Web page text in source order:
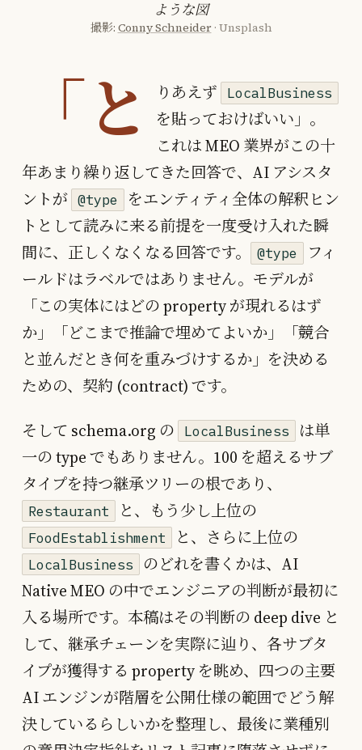
ような図
撮影: Conny Schneider · Unsplash
「と りあえず LocalBusiness
を貼っておけばいい」。
これは MEO 業界がこの十
年あまり繰り返してきた回答で、AI アシスタ
ントが @type
をエンティティ全体の解釈ヒン
トとして読みに来る前提を一度受け入れた瞬
間に、正しくなくなる回答です。
@type
フィ
ールドはラベルではありません。モデルが
「この実体にはどの property が現れるはず
か」「どこまで推論で埋めてよいか」「競合
と並んだとき何を重みづけするか」を決める
ための、契約 (contract) です。
そして schema.org の LocalBusiness
は単
一の type でもありません。100 を超えるサブ
タイプを持つ継承ツリーの根であり、
Restaurant と、もう少し上位の
FoodEstablishment と、さらに上位の
LocalBusiness
のどれを書くかは、AI
Native MEO の中でエンジニアの判断が最初に
入る場所です。本稿はその判断の deep dive と
して、継承チェーンを実際に辿り、各サブタ
イプが獲得する property を眺め、四つの主要
AI エンジンが階層を公開仕様の範囲でどう解
決しているらしいかを整理し、最後に業種別